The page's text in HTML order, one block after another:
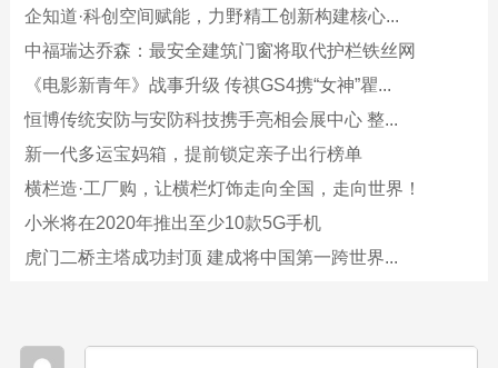
企知道·科创空间赋能，力野精工创新构建核心...
中福瑞达乔森：最安全建筑门窗将取代护栏铁丝网
《电影新青年》战事升级 传祺GS4携“女神”瞿...
恒博传统安防与安防科技携手亮相会展中心 整...
新一代多运宝妈箱，提前锁定亲子出行榜单
横栏造·工厂购，让横栏灯饰走向全国，走向世界！
小米将在2020年推出至少10款5G手机
虎门二桥主塔成功封顶 建成将中国第一跨世界...